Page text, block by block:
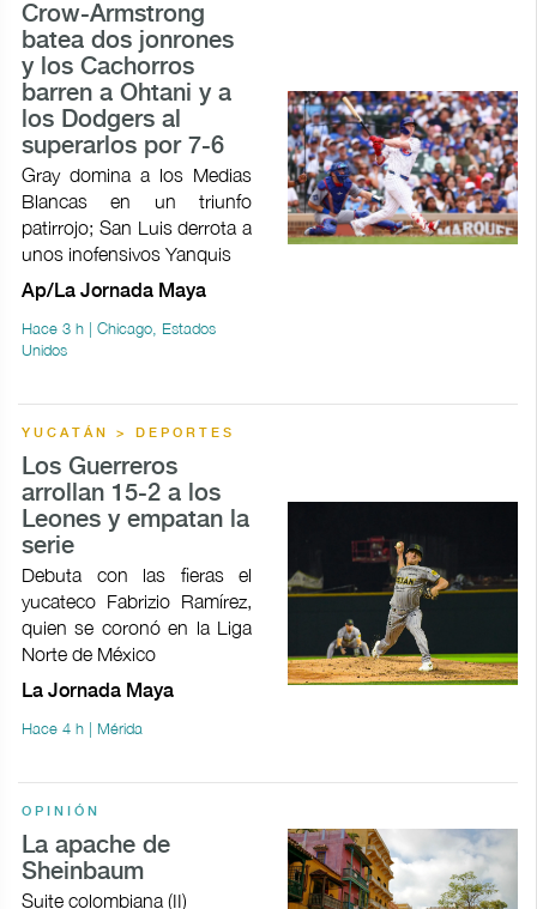
Crow-Armstrong
batea dos jonrones
y los Cachorros
barren a Ohtani y a
los Dodgers al
superarlos por 7-6
Gray domina a los Medias
Blancas en un triunfo
patirrojo; San Luis derrota a
unos inofensivos Yanquis
Ap/La Jornada Maya
Hace 3 h | Chicago, Estados
Unidos
YUCATÁN > DEPORTES
Los Guerreros
arrollan 15-2 a los
Leones y empatan la
serie
Debuta con las fieras el
yucateco Fabrizio Ramírez,
quien se coronó en la Liga
Norte de México
La Jornada Maya
Hace 4 h | Mérida
OPINIÓN
La apache de
Sheinbaum
Suite colombiana (II)